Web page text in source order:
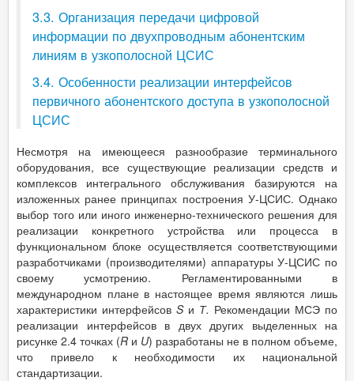
3.3. Организация передачи цифровой
информации по двухпроводным абонентским
линиям в узкополосной ЦСИС
3.4. Особенности реализации интерфейсов
первичного абонентского доступа в узкополосной
ЦСИС
Несмотря на имеющееся разнообразие терминального
оборудования, все существующие реализации средств и
комплексов интегрального обслуживания базируются на
изложенных ранее принципах построения У-ЦСИС. Однако
выбор того или иного инженерно-технического решения для
реализации конкретного устройства или процесса в
функциональном блоке осуществляется соответствующими
разработчиками (производителями) аппаратуры У-ЦСИС по
своему усмотрению. Регламентированными в
международном плане в настоящее время являются лишь
характеристики интерфейсов Sи Т. Рекомендации МСЭ по
реализации интерфейсов в двух других выделенных на
рисунке 2.4 точках (R и U) разработаны не в полном объеме,
что привело к необходимости их национальной
стандартизации.